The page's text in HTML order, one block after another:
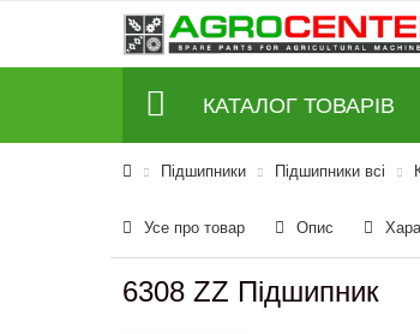
КАТАЛОГ ТОВАРІВ
Підшипники Підшипники всі
Усе про товар Опис
6308 ZZ Підшипник